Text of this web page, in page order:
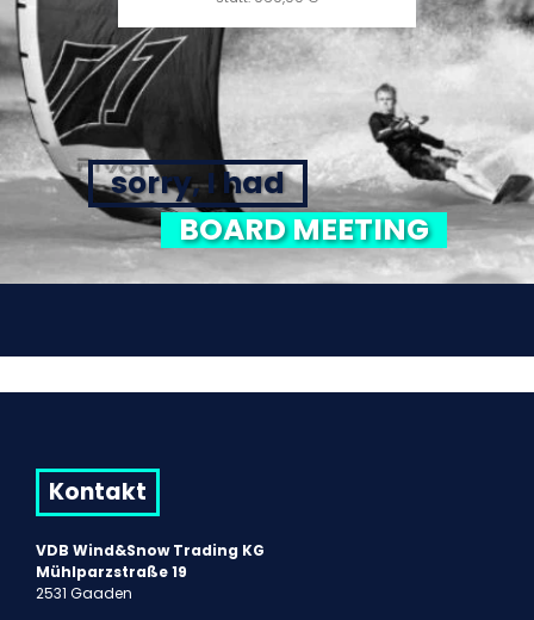
sorry, I had
BOARD MEETING
Kontakt
VDB Wind&Snow Trading KG
Mühlparzstraße 19
2531 Gaaden